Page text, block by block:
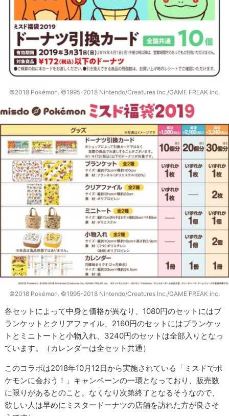
©2018 Pokémon. ©1995-2018 Nintendo/Creatures Inc./GAME FREAK inc.
©2018 Pokémon. ©1995-2018 Nintendo/Creatures Inc./GAME FREAK inc.
各セットによって中身と価格が異なり、1080円のセットにはブ
ランケットとクリアファイル、2160円のセットにはブランケッ
トとミニトートと小物入れ、3240円のセットは全部入りとなっ
ています。（カレンダーは全セット共通）
このコラボは2018年10月12日から実施されている「ミスドでポ
ケモンに会おう！」キャンペーンの一環となっており、販売数
に限りがあるとのこと。なくなり次第終了となるそうなので、
欲しい人は早めにミスタードーナツの店舗を訪れた方が良さそ